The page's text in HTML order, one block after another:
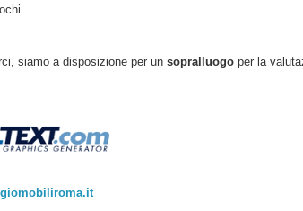
siamo a disposizione per un sopralluogo per la